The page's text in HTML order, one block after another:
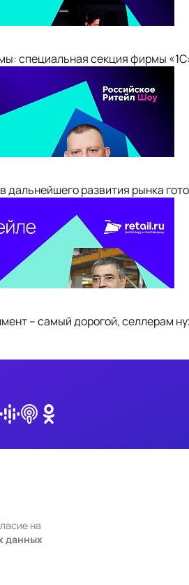
специальная секция фирмы
дальнейшего развития рынка
– самый дорогой, селлерам
на
данных